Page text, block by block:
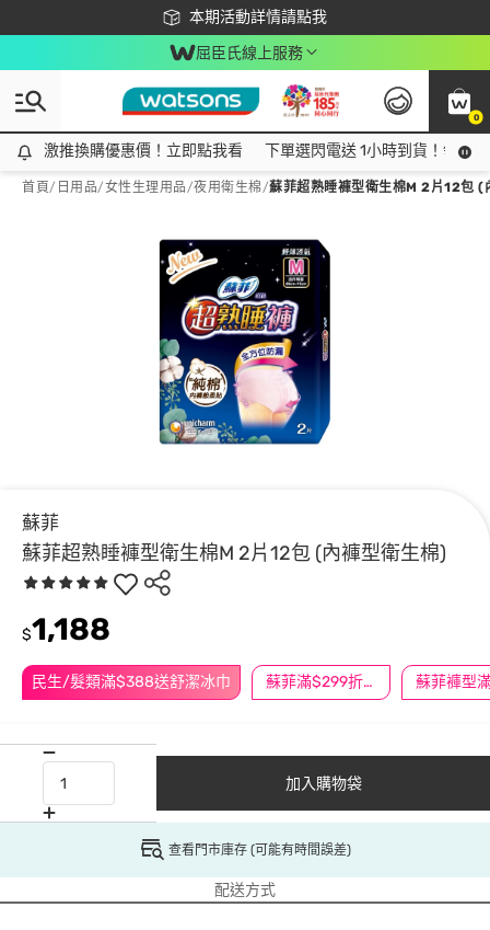
本期活動詳情請點我
下載app最高回饋$350
屈臣氏線上服務
0
激推換購優惠價！立即點我看
激推換購優惠價！立即點我看 下單選閃電送 1小時到貨！領神
首頁/ 日用品/女性生理用品/夜用衛生棉/蘇菲超熟睡褲型衛生棉M 2片12包 (
蘇菲
蘇菲超熟睡褲型衛生棉M 2片12包 (內褲型衛生棉)
民生/髮類滿$388送舒潔冰巾 蘇菲滿$299折$30
$1,188
加入購物袋
查看門市庫存 (可能有時間誤差)
配送方式